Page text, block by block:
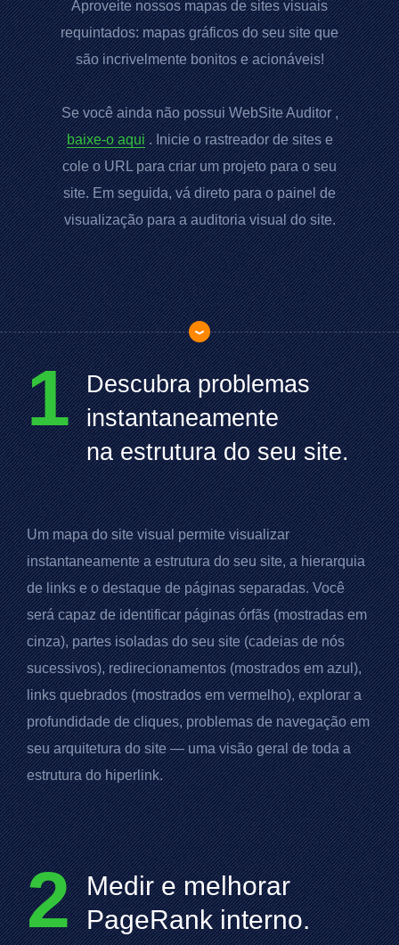
Aproveite nossos mapas de sites visuais
requintados: mapas gráficos do seu site que
são incrivelmente bonitos e acionáveis!
Se você ainda não possuiWebSite Auditor,
baixe-o aqui. Inicie o rastreador de sites e
cole oURLpara criar um projeto para o seu
site. Em seguida, vá direto para o painel de
visualização para a auditoria visual do site.
1 Descubra problemas
instantaneamente
na estrutura do seu site.
Um mapa do site visual permite visualizar
instantaneamente a estrutura do seu site, a hierarquia
de links e o destaque de páginas separadas. Você
será capaz de identificar páginas órfãs (mostradas em
cinza), partes isoladas do seu site (cadeias de nós
sucessivos), redirecionamentos (mostrados em azul),
links quebrados (mostrados em vermelho), explorar a
profundidade de cliques, problemas de navegação em
seu arquitetura do site — uma visão geral de toda a
estrutura do hiperlink.
2 Medir e melhorar
PageRankinterno.